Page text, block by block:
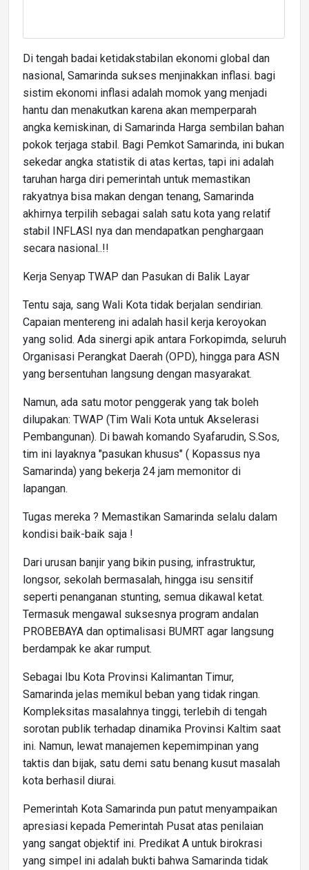
Di tengah badai ketidakstabilan ekonomi global dan
nasional, Samarinda sukses menjinakkan inflasi. bagi
sistim ekonomi inflasi adalah momok yang menjadi
hantu dan menakutkan karena akan memperparah
angka kemiskinan, di Samarinda Harga sembilan bahan
pokok terjaga stabil. Bagi Pemkot Samarinda, ini bukan
sekedar angka statistik di atas kertas, tapi ini adalah
taruhan harga diri pemerintah untuk memastikan
rakyatnya bisa makan dengan tenang, Samarinda
akhirnya terpilih sebagai salah satu kota yang relatif
stabil INFLASI nya dan mendapatkan penghargaan
secara nasional..!!
Kerja Senyap TWAP dan Pasukan di Balik Layar
Tentu saja, sang Wali Kota tidak berjalan sendirian.
Capaian mentereng ini adalah hasil kerja keroyokan
yang solid. Ada sinergi apik antara Forkopimda, seluruh
Organisasi Perangkat Daerah (OPD), hingga para ASN
yang bersentuhan langsung dengan masyarakat.
Namun, ada satu motor penggerak yang tak boleh
dilupakan: TWAP (Tim Wali Kota untuk Akselerasi
Pembangunan). Di bawah komando Syafarudin, S.Sos,
tim ini layaknya "pasukan khusus" ( Kopassus nya
Samarinda) yang bekerja 24 jam memonitor di
lapangan.
Tugas mereka ? Memastikan Samarinda selalu dalam
kondisi baik-baik saja !
Dari urusan banjir yang bikin pusing, infrastruktur,
longsor, sekolah bermasalah, hingga isu sensitif
seperti penanganan stunting, semua dikawal ketat.
Termasuk mengawal suksesnya program andalan
PROBEBAYA dan optimalisasi BUMRT agar langsung
berdampak ke akar rumput.
Sebagai Ibu Kota Provinsi Kalimantan Timur,
Samarinda jelas memikul beban yang tidak ringan.
Kompleksitas masalahnya tinggi, terlebih di tengah
sorotan publik terhadap dinamika Provinsi Kaltim saat
ini. Namun, lewat manajemen kepemimpinan yang
taktis dan bijak, satu demi satu benang kusut masalah
kota berhasil diurai.
Pemerintah Kota Samarinda pun patut menyampaikan
apresiasi kepada Pemerintah Pusat atas penilaian
yang sangat objektif ini. Predikat A untuk birokrasi
yang simpel ini adalah bukti bahwa Samarinda tidak